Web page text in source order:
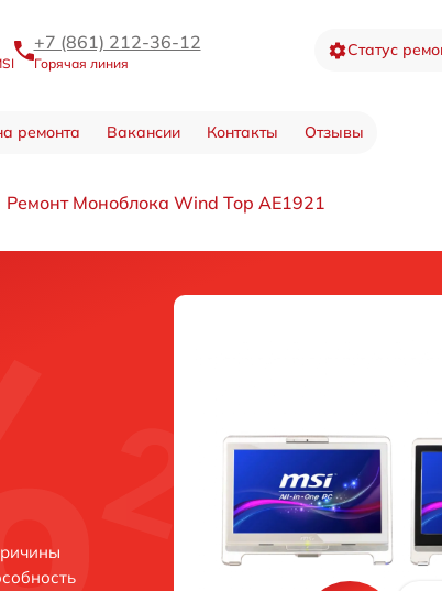
+7 (861) 212-36-12
Горячая линия
Статус
ремонта Вакансии Контакты Отзывы
Ремонт Моноблока Wind Top AE1921